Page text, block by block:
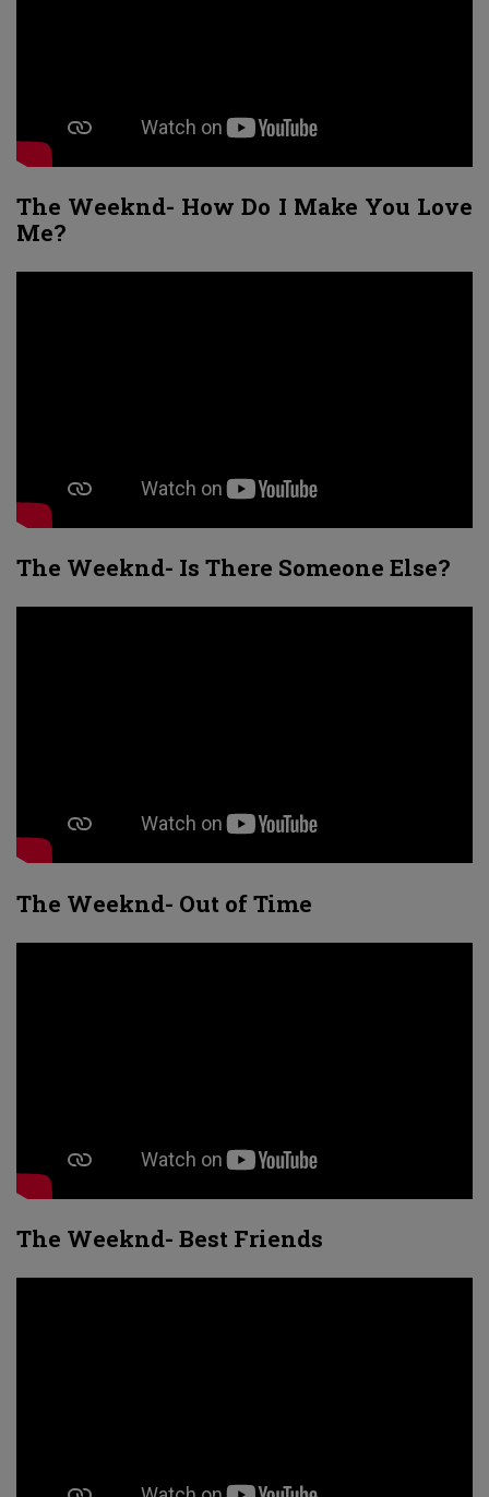
The Weeknd- How Do I Make You Love
Me?
The Weeknd- Is There Someone Else?
The Weeknd- Out of Time
The Weeknd- Best Friends